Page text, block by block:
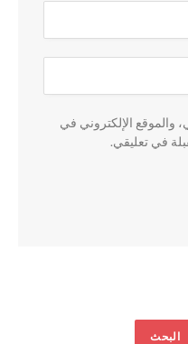
والموقع الإلكتروني في
في تعليقي.
البحث